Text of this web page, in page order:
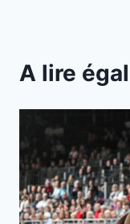
A lire